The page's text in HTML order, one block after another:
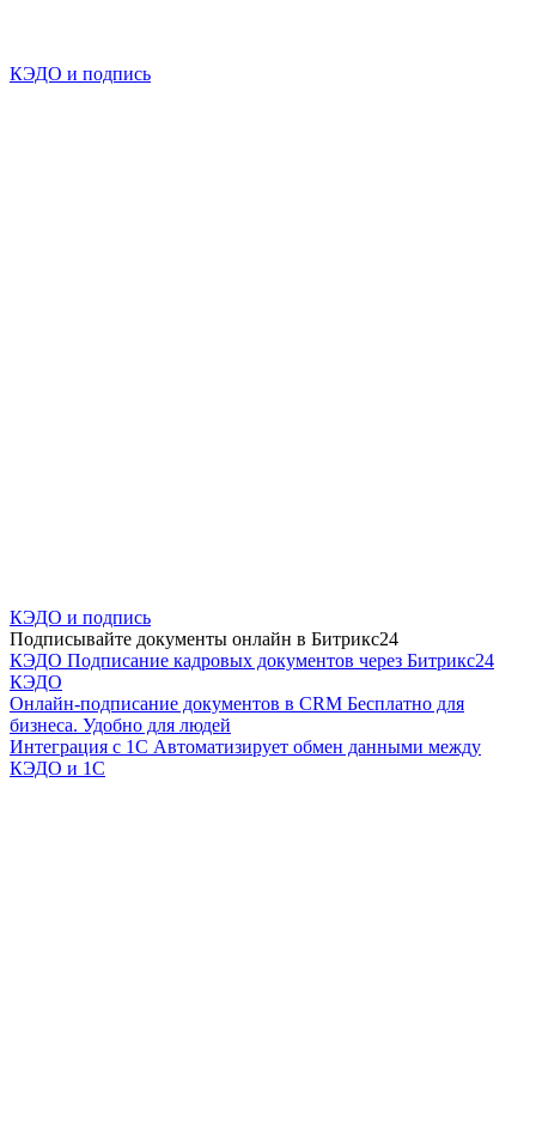
КЭДО и подпись
КЭДО и подпись
Подписывайте документы онлайн в Битрикс24
КЭДО Подписание кадровых документов через Битрикс24
КЭДО
Онлайн-подписание документов в CRM Бесплатно для
бизнеса. Удобно для людей
Интеграция с 1С Автоматизирует обмен данными между
КЭДО и 1С